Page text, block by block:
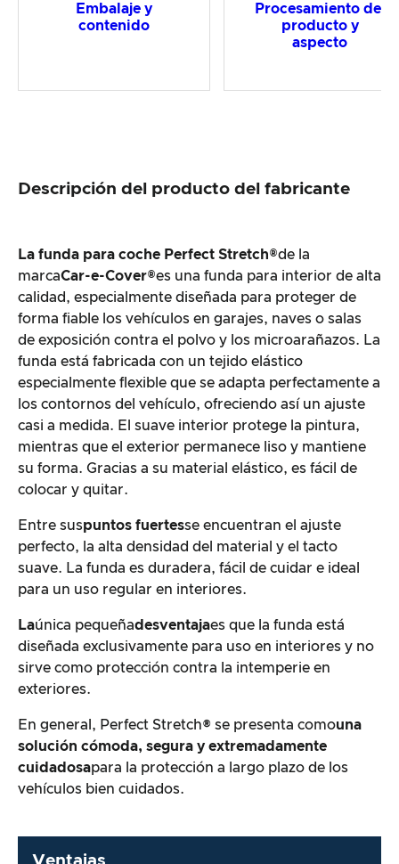
Embalaje y
contenido
Procesamiento del
producto y
aspecto
Descripción del producto del fabricante
La funda para coche Perfect Stretch®de la
marcaCar-e-Cover®es una funda para interior de alta
calidad, especialmente diseñada para proteger de
forma fiable los vehículos en garajes, naves o salas
de exposición contra el polvo y los microarañazos. La
funda está fabricada con un tejido elástico
especialmente flexible que se adapta perfectamente a
los contornos del vehículo, ofreciendo así un ajuste
casi a medida. El suave interior protege la pintura,
mientras que el exterior permanece liso y mantiene
su forma. Gracias a su material elástico, es fácil de
colocar y quitar.
Entre suspuntos fuertesse encuentran el ajuste
perfecto, la alta densidad del material y el tacto
suave. La funda es duradera, fácil de cuidar e ideal
para un uso regular en interiores.
Laúnica pequeñadesventajaes que la funda está
diseñada exclusivamente para uso en interiores y no
sirve como protección contra la intemperie en
exteriores.
En general, Perfect Stretch® se presenta comouna
solución cómoda, segura y extremadamente
cuidadosapara la protección a largo plazo de los
vehículos bien cuidados.